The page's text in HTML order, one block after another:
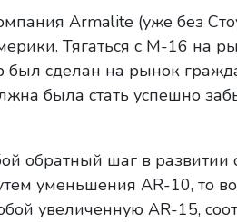
Armalite (уже без
Тягаться с M-16 на
сделан на рынок
была стать успешно
обратный шаг в
уменьшения AR-10, то
увеличенную AR-15,